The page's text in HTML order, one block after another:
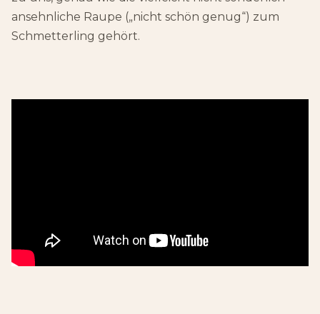
ansehnliche Raupe („nicht schön genug“) zum
Schmetterling gehört.